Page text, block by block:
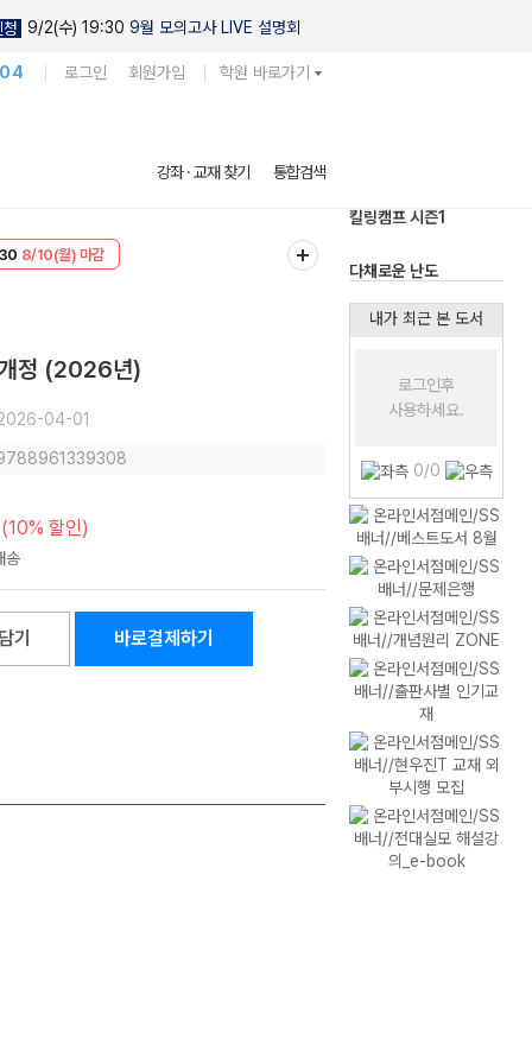
청 9/2(수) 19:30 9월 모의고사 LIVE 설명회
로그인 회원가입 학원 바로가기
강좌 · 교재 찾기 통합검색
8/10(월) 마감
실전 모의고사
정 (2026년)
04-01
(10% 할인)
기 바로결제하기
내가 최근 본 도서
로그인후
사용하세요.
0/0